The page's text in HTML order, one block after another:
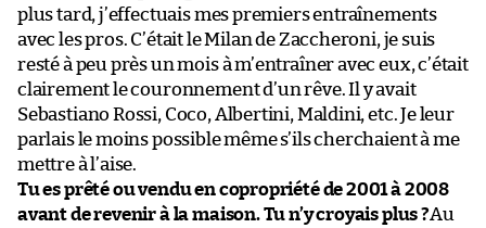
plus tard, j’effectuais mes premiers entraînements
avec les pros. C’était le Milan de Zaccheroni, je suis
resté à peu près un mois à m’entraîner avec eux, c’était
clairement le couronnement d’un rêve. Il y avait
Sebastiano Rossi, Coco, Albertini, Maldini, etc. Je leur
parlais le moins possible même s’ils cherchaient à me
mettre à l’aise.
Tu es prêté ou vendu en copropriété de 2001 à 2008
avant de revenir à la maison. Tu n’y croyais plus ?Au